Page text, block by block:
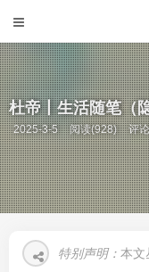
杜帝丨生活随笔（
2025-3-5 阅读(928) 评
特别声明： 本文